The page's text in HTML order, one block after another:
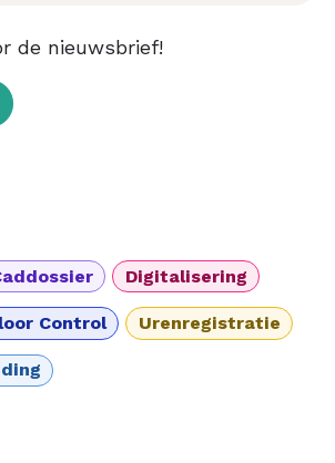
de nieuwsbrief!
Digitalisering
Control Urenregistratie